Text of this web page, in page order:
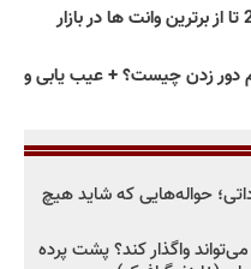
بهترین وانت ها در ایران: معرفی 25 تا از برترین وانت ها در بازار
زدن چیست؟ + عیب یابی و
حواله‌هایی که شاید هیچ
واگذار کند؟ پشت پرده